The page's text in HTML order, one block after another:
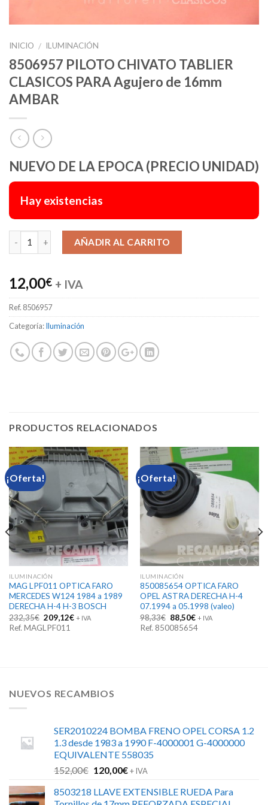
INICIO / ILUMINACIÓN
8506957 PILOTO CHIVATO TABLIER
CLASICOS PARA Agujero de 16mm
AMBAR
NUEVO DE LA EPOCA (PRECIO UNIDAD)
Hay existencias
AÑADIR AL CARRITO
12,00€ + IVA
Ref. 8506957
Categoría:Iluminación
PRODUCTOS RELACIONADOS
¡Oferta!
ILUMINACIÓN
MAG LPF011 OPTICA FARO
MERCEDES W124 1984 a 1989
DERECHA H-4 H-3 BOSCH
232,35€ El
precio
original
209,12€El+ IVA
Ref. MAGLPF011
¡Oferta!
ILUMINACIÓN
850085654 OPTICA FARO
OPEL ASTRA DERECHA H-4
07.1994 a 05.1998 (valeo)
98,33€ El
precio
original
88,50€El
precio
actual
+ IVA
Ref. 850085654
NUEVOS RECAMBIOS
SER2010224 BOMBA FRENO OPEL CORSA 1.2
1.3 desde 1983 a 1990 F-4000001 G-4000000
EQUIVALENTE 558035
152,00€ El
original
120,00€El
actual
+ IVA
8503218 LLAVE EXTENSIBLE RUEDA Para